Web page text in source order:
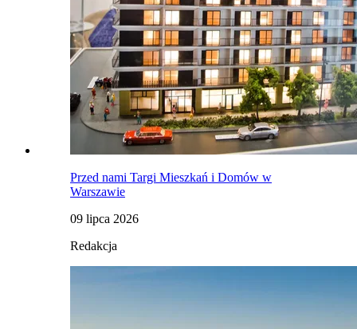
Przed nami Targi Mieszkań i Domów w
Warszawie
09 lipca 2026
Redakcja